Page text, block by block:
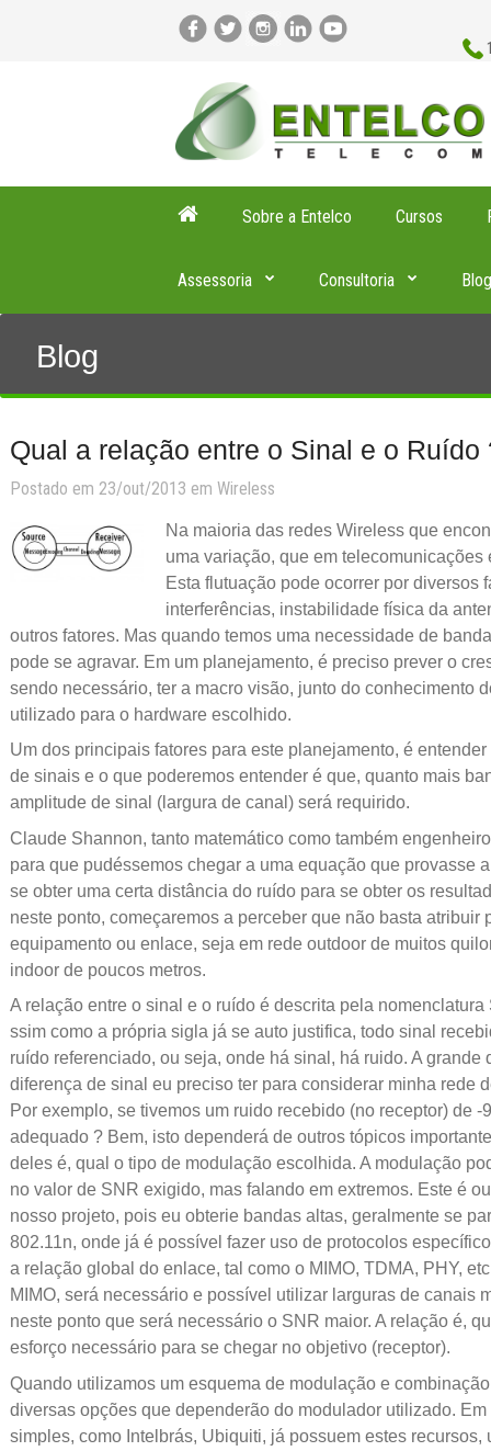
Sobre a Entelco Cursos
Assessoria Consultoria Blog
Blog
Qual a relação entre o Sinal e o Ruído
Postado em 23/out/2013 emWireless
Na maioria das redes Wireless que
uma variação, que em
Esta flutuação pode ocorrer por diversos
interferências, instabilidade física da
outros fatores. Mas quando temos uma necessidade de
pode se agravar. Em um planejamento, é preciso prever o
sendo necessário, ter a macro visão, junto do conhecimento
utilizado para o hardware escolhido.
Um dos principais fatores para este planejamento, é
de sinais e o que poderemos entender é que, quanto mais
amplitude de sinal (largura de canal) será requirido.
Claude Shannon, tanto matemático como também
para que pudéssemos chegar a uma equação que provasse
se obter uma certa distância do ruído para se obter os
neste ponto, começaremos a perceber que não basta atribuir
equipamento ou enlace, seja em rede outdoor de muitos
indoor de poucos metros.
A relação entre o sinal e o ruído é descrita pela
ssim como a própria sigla já se auto justifica, todo sinal
ruído referenciado, ou seja, onde há sinal, há ruido. A grande
diferença de sinal eu preciso ter para considerar minha rede
Por exemplo, se tivemos um ruido recebido (no receptor) de
adequado ? Bem, isto dependerá de outros tópicos
deles é, qual o tipo de modulação escolhida. A modulação
no valor de SNR exigido, mas falando em extremos. Este é
nosso projeto, pois eu obterie bandas altas, geralmente se
802.11n, onde já é possível fazer uso de protocolos
a relação global do enlace, tal como o MIMO, TDMA, PHY,
MIMO, será necessário e possível utilizar larguras de canais
neste ponto que será necessário o SNR maior. A relação é,
esforço necessário para se chegar no objetivo (receptor).
Quando utilizamos um esquema de modulação e
diversas opções que dependerão do modulador utilizado.
simples, como Intelbrás, Ubiquiti, já possuem estes recursos,